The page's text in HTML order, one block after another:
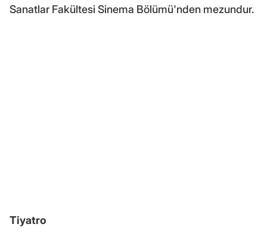
Sanatlar Fakültesi Sinema Bölümü'nden mezundur.
Tiyatro